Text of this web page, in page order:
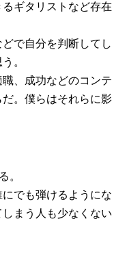
ギタリストなど存在
で自分を判断してし
。
、成功などのコンテ
。僕らはそれらに影
。
でも弾けるようにな
まう人も少なくない